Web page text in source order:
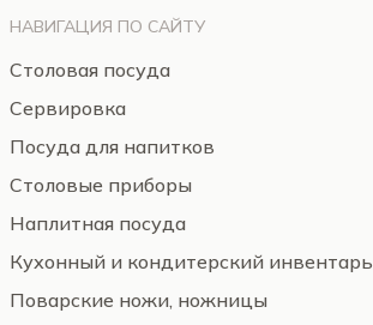
НАВИГАЦИЯ ПО САЙТУ
Столовая посуда
Сервировка
Посуда для напитков
Столовые приборы
Наплитная посуда
Кухонный и кондитерский инвентарь
Поварские ножи, ножницы